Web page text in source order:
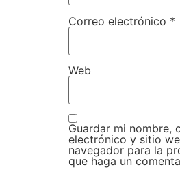
Correo electrónico *
Web
Guardar mi nombre,
electrónico y sitio
navegador para la
que haga un